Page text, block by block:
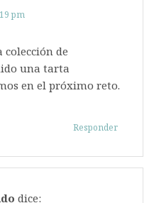
pm
colección de
una tarta
en el próximo reto.
Responder
dice: